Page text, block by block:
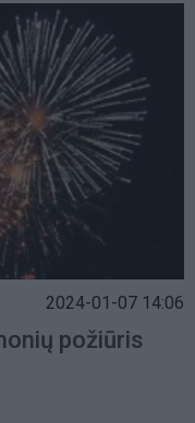
2024-01-07 14:06
požiūris